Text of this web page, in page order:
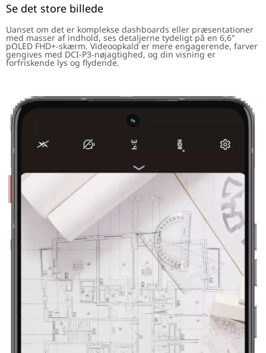
Se det store billede
Uanset om det er komplekse dashboards eller præsentationer
med masser af indhold, ses detaljerne tydeligt på en 6,6"
pOLED FHD+-skærm. Videoopkald er mere engagerende, farver
gengives med DCI-P3-nøjagtighed, og din visning er
forfriskende lys og flydende.